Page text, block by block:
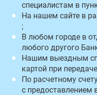
специалистам в
На нашем сайте в
;
В любом городе в
любого другого
Нашим выездным
картой при
По расчетному
с предоставлением